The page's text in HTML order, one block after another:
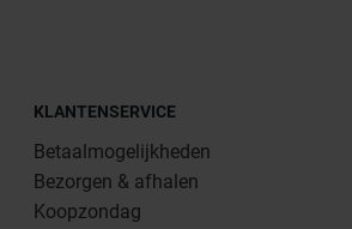
KLANTENSERVICE
Betaalmogelijkheden
Bezorgen & afhalen
Koopzondag